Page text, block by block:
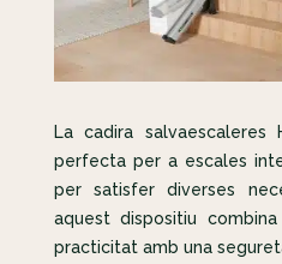
La cadira
perfecta per a escales
per satisfer diverses
aquest dispositiu
practicitat amb una